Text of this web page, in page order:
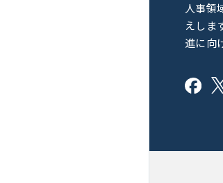
人事領
えしま
進に向